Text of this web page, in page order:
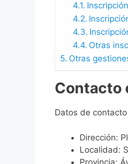
Otras
Otras
Contacto
Datos de
Dirección:
Localidad:
Provincia: